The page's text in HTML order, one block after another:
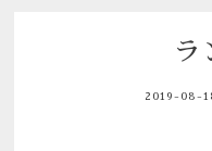
ラ
2019-08-